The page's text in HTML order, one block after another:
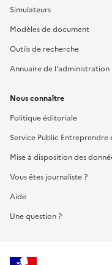
Simulateurs
Modèles de document
Outils de recherche
Annuaire de l'administration
Nous connaître
Politique éditoriale
Service Public Entreprendre
Mise à disposition des
Vous êtes journaliste ?
Aide
Une question ?